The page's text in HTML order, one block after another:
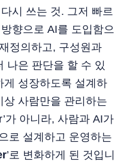
시 쓰는 것. 그저 빠르
향으로 AI를 도입함으
정의하고, 구성원과
나은 판단을 할 수 있
게 성장하도록 설계하
사람만을 관리하는
가 아니라, 사람과 AI가
로 설계하고 운영하는
’로 변화하게 된 것입니